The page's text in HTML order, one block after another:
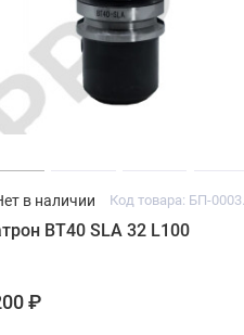
в наличии
BT40 SLA 32 L100
₽